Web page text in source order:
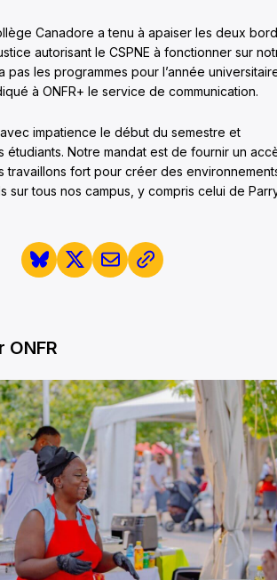
Canadore a tenu à apaiser les deux
autorisant le CSPNE à fonctionner sur
pas les programmes pour l’année
à ONFR+ le service de communication.
impatience le début du semestre et
étudiants. Notre mandat est de fournir un
travaillons fort pour créer des
sur tous nos campus, y compris celui de
ONFR